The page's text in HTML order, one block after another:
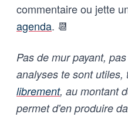
commentaire ou jette
agenda. 📆
Pas de mur payant,
analyses te sont utiles,
librement, au montant
permet d'en produire